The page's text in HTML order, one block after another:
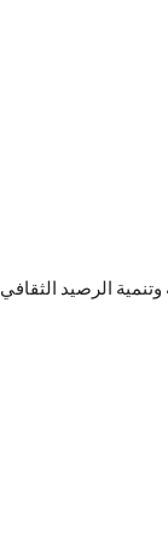
وتنمية الرصيد